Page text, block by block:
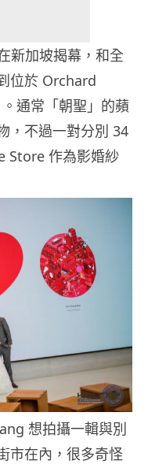
新加坡揭幕，和全
位於 Orchard
通常「朝聖」的蘋
，不過一對分別 34
Store 作為影婚紗
想拍攝一輯與別
市在內，很多奇怪